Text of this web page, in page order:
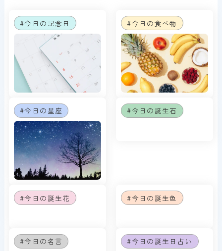
#今日の記念日 #今日の食べ物
#今日の星座 #今日の誕生石
#今日の誕生花 #今日の誕生色
#今日の名言 #今日の誕生日占い